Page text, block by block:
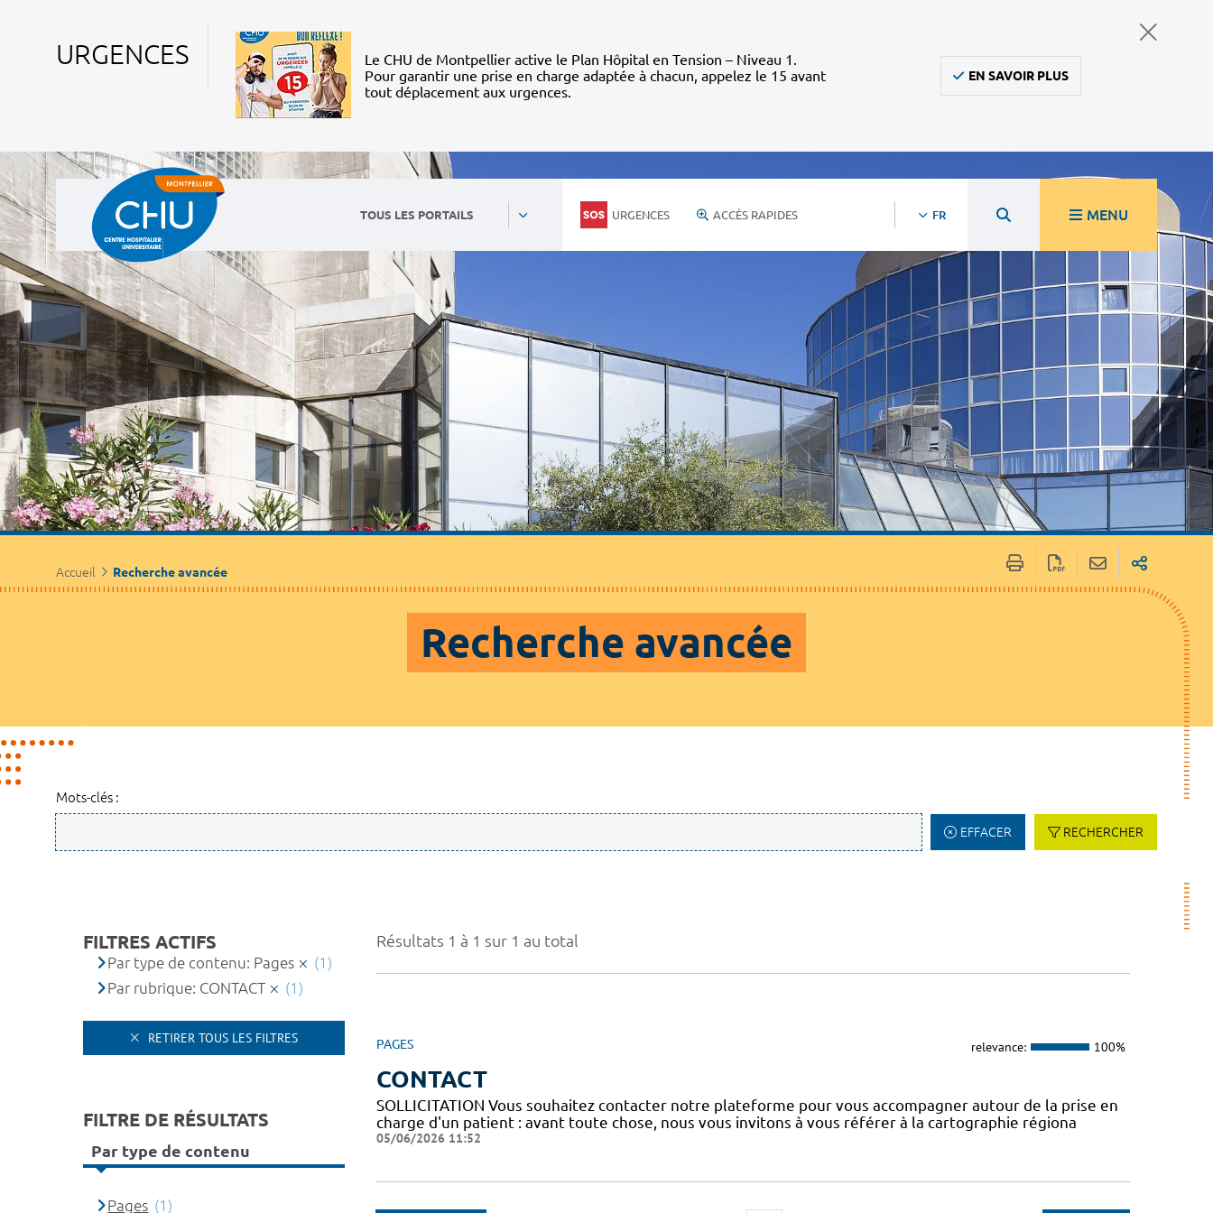
URGENCES
Le CHU de Montpellier active le Plan Hôpital en Tension – Niveau 1.
Pour garantir une prise en charge adaptée à chacun, appelez le 15 avant
tout déplacement aux urgences.
EN SAVOIR PLUS
TOUS LES PORTAILS URGENCES ACCÈS RAPIDES FR MENU
Accueil Recherche avancée
Recherche avancée
Mots-clés :
EFFACER RECHERCHER
Résultats 1 à 1 sur 1 au total
PAGES relevance: 100%
CONTACT
SOLLICITATION Vous souhaitez contacter notre plateforme pour vous accompagner autour de la prise en
charge d'un patient : avant toute chose, nous vous invitons à vous référer à la cartographie régiona
05/06/2026 11:52
FILTRES ACTIFS
Par type de contenu: Pages
(1)
Par rubrique: CONTACT
(1)
RETIRER TOUS LES FILTRES
FILTRE DE RÉSULTATS
Par type de contenu
Pages (1)